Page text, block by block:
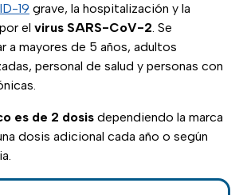
19 grave, la hospitalización y la
el virus SARS-CoV-2. Se
a mayores de 5 años, adultos
personal de salud y personas con
es de 2 dosis dependiendo la marca
dosis adicional cada año o según